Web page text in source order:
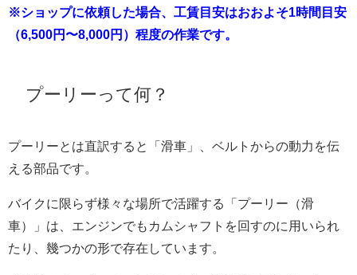
※ショップに依頼した場合、工賃目安はおおよそ1時間目安
（6,500円〜8,000円）程度の作業です。
プーリーって何？
プーリーとは直訳すると「滑車」、ベルトからの動力を伝
える部品です。
バイクに限らず様々な場所で活躍する「プーリー（滑
車）」は、エンジンでもカムシャフトを回すのに用いられ
たり、幾つかの形で存在しています。